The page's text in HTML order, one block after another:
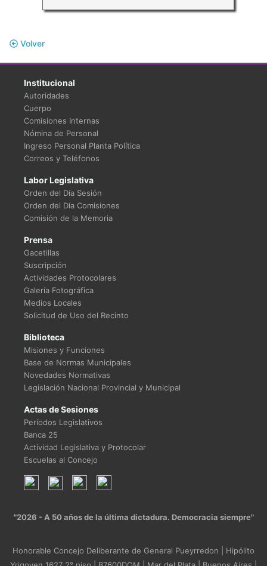
Volver
Institucional
Autoridades
Cuerpo
Comisiones Internas
Nómina de Personal
Ingreso Personal Planta Política
Correos y Teléfonos
Labor Legislativa
Orden del Día Sesión
Orden del Día Comisiones
Comisión de la Memoria
Prensa
Gacetillas
Suscripción
Actividades Protocolares
Galería Fotográfica
Medios Locales
Solicitud de Uso del Recinto
Biblioteca
Misiones y Funciones
Base de Normas Municipales
Novedades Normativas
Legislación Nacional Provincial y Municipal
Actas de Sesiones
Períodos Legislativos
Banca 25
Actividad Legislativa y Protocolar
Escuelas al Concejo
"2026 - A 50 años de la última dictadura. Democracia siempre"
Honorable Concejo Deliberante de General Pueyrredon | Hipólito